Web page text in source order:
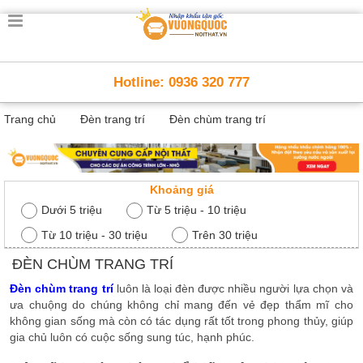
Trang
Thông
Minh
thất
thông
Nội
Thất
Em
tầng,
học, tủ
sách
Hotline: 0936 320 777
Trang chủ Đèn trang trí Đèn chùm trang trí
Khoảng giá
Dưới 5 triệu
Từ 5 triệu - 10 triệu
Từ 10 triệu - 30 triệu
Trên 30 triệu
ĐÈN CHÙM TRANG TRÍ
Đèn chùm trang trí luôn là loại đèn được nhiều người lựa chọn và
ưa chuộng do chúng không chỉ mang đến vẻ đẹp thẩm mĩ cho
không gian sống mà còn có tác dụng rất tốt trong phong thủy, giúp
gia chủ luôn có cuộc sống sung túc, hạnh phúc.